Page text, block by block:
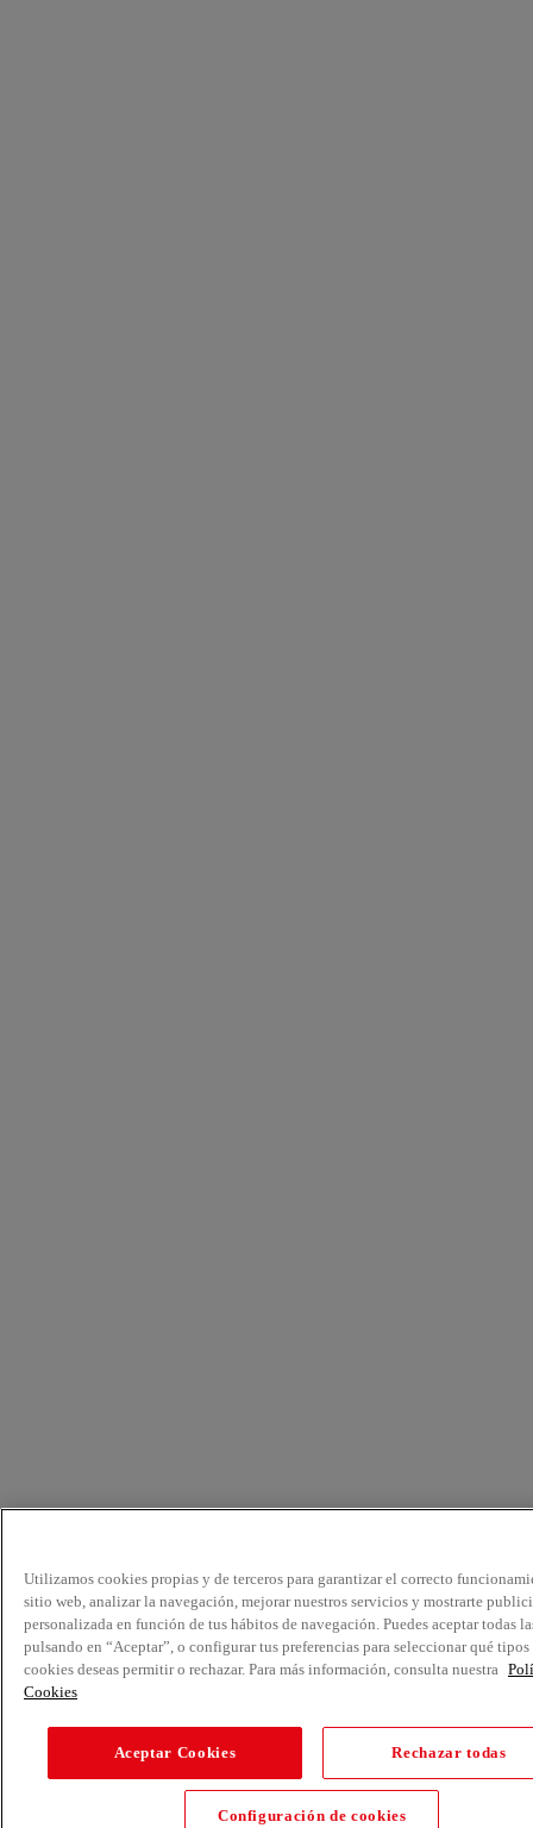
Utilizamos cookies propias y de terceros para garantizar el correcto
sitio web, analizar la navegación, mejorar nuestros servicios y mostrarte
personalizada en función de tus hábitos de navegación. Puedes aceptar todas
pulsando en “Aceptar”, o configurar tus preferencias para seleccionar qué tipos
cookies deseas permitir o rechazar. Para más información, consulta nuestra
Cookies
Aceptar Cookies Rechazar todas
Configuración de cookies